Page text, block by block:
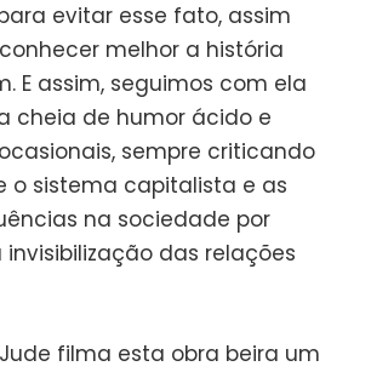
evitar esse fato, assim
melhor a história
E assim, seguimos com ela
cheia de humor ácido e
sempre criticando
o sistema capitalista e as
na sociedade por
das relações
filma esta obra beira um